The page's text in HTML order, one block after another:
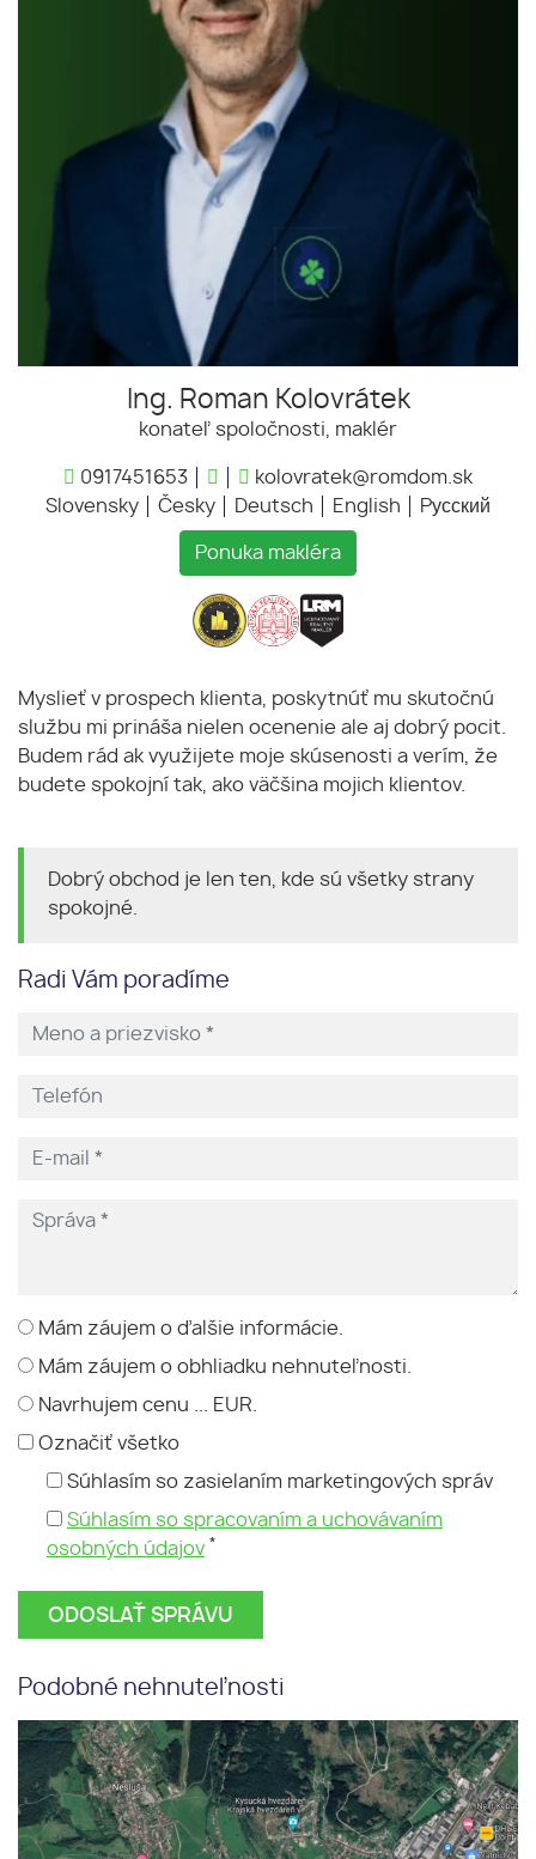
Ing. Roman Kolovrátek
konateľ spoločnosti, maklér
0917451653
kolovratek@romdom.sk
Slovensky
Česky Deutsch English Pусский
Ponuka makléra
Myslieť v prospech klienta, poskytnúť mu skutočnú
službu mi prináša nielen ocenenie ale aj dobrý pocit.
Budem rád ak využijete moje skúsenosti a verím, že
budete spokojní tak, ako väčšina mojich klientov.
Dobrý obchod je len ten, kde sú všetky strany
spokojné.
Radi Vám poradíme
Mám záujem o ďalšie informácie.
Mám záujem o obhliadku nehnuteľnosti.
Navrhujem cenu ... EUR.
Označiť všetko
Súhlasím so zasielaním marketingových správ
Súhlasím so spracovaním a uchovávaním
osobných údajov *
Podobné nehnuteľnosti
Predaj, investičný/rekreačný
pozemok Nesluša, Kysucké
Nové Mesto
výhodnjá
investícia